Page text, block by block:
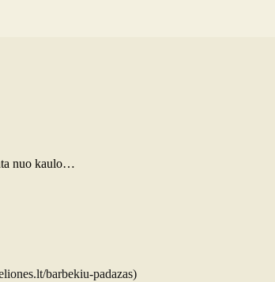
nuo kaulo…
barbekiu-padazas)